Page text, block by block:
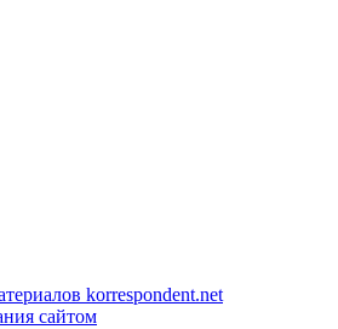
korrespondent.net
сайтом